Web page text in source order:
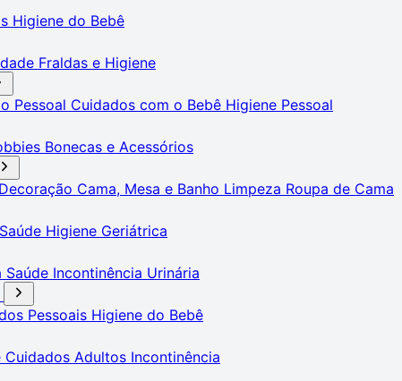
Higiene do Bebê
Fraldas e Higiene
Pessoal Cuidados com o Bebê Higiene Pessoal
Bonecas e Acessórios
Cama, Mesa e Banho Limpeza Roupa de Cama
Higiene Geriátrica
Saúde Incontinência Urinária
Pessoais Higiene do Bebê
Cuidados Adultos Incontinência